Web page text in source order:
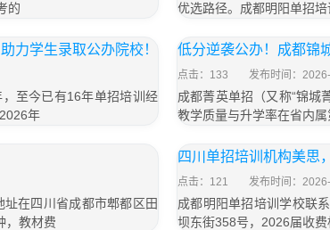
的
优选路径。成都明阳单招培
力学生录取公办院校！
至今已有16年单招培训经
年
低分逆袭公办！成都锦
点击：133 发布时间：
成都菁英单招（又称“锦城
教学质量与升学率在省内
在四川省成都市郫都区田
，教材费
四川单招培训机构美思
点击：121 发布时间：
成都明阳单招培训学校联
坝东街358号，2026届收